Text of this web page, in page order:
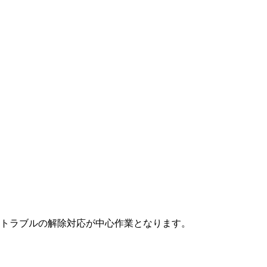
ラブルの解除対応が中心作業となります。